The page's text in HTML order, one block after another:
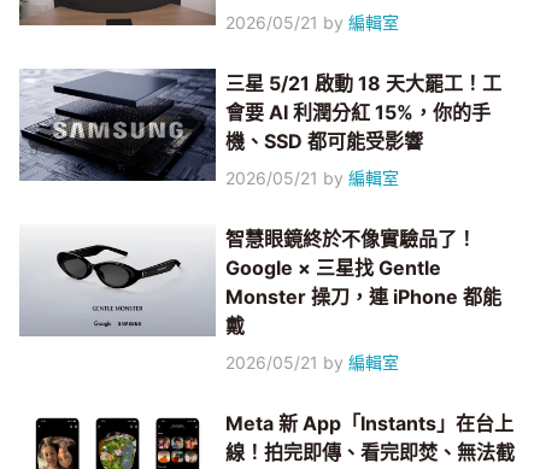
2026/05/21 by編輯室
三星 5/21 啟動 18 天大罷工！工
會要 AI 利潤分紅 15%，你的手
機、SSD 都可能受影響
2026/05/21 by編輯室
智慧眼鏡終於不像實驗品了！
Google × 三星找 Gentle
Monster 操刀，連 iPhone 都能
戴
2026/05/21 by編輯室
Meta 新 App「Instants」在台上
線！拍完即傳、看完即焚、無法截